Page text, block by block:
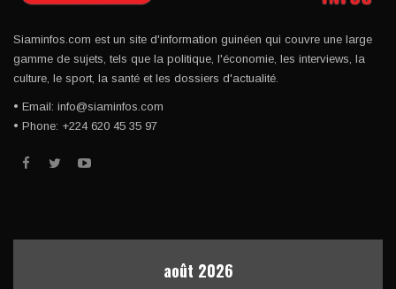
Siaminfos.com est un site d'information guinéen qui couvre une large
gamme de sujets, tels que la politique, l'économie, les interviews, la
culture, le sport, la santé et les dossiers d'actualité.
• Email: info@siaminfos.com
• Phone: +224 620 45 35 97
août 2026